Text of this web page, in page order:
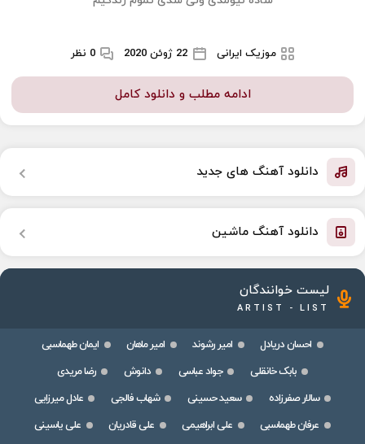
موزیک ایرانی 22 ژوئن 2020 0 نظر
ادامه مطلب و دانلود کامل
دانلود آهنگ های جدید
دانلود آهنگ ماشین
لیست خوانندگان
ARTIST - LIST
احسان دریادل امیر رشوند امیر ماهان
ایمان طهماسبی
بابک خانقلی
جواد عباسی دانوش
رضا مریدی
سالار صفرزاده
سعید حسینی شهاب فالجی
عادل میرزایی
عرفان طهماسبی
علی ابراهیمی علی قادریان
علی یاسینی